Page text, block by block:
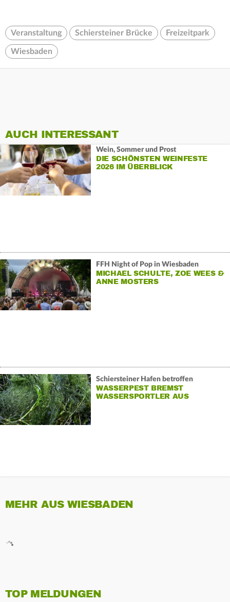
Veranstaltung Schiersteiner Brücke Freizeitpark
Wiesbaden
AUCH INTERESSANT
Wein, Sommer und Prost
DIE SCHÖNSTEN WEINFESTE
2026 IM ÜBERBLICK
FFH Night of Pop in Wiesbaden
MICHAEL SCHULTE, ZOE WEES &
ANNE MOSTERS
Schiersteiner Hafen betroffen
WASSERPEST BREMST
WASSERSPORTLER AUS
MEHR AUS WIESBADEN
TOP MELDUNGEN